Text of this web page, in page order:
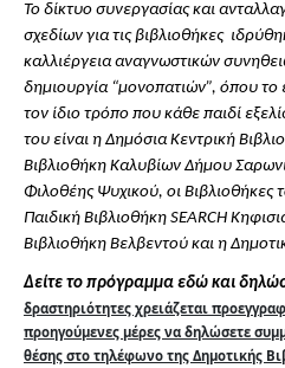
Το δίκτυο συνεργασίας και
σχεδίων για τις βιβλιοθήκες
καλλιέργεια αναγνωστικών
δημιουργία “μονοπατιών”, όπου το
τον ίδιο τρόπο που κάθε παιδί
του είναι η Δημόσια Κεντρική
Βιβλιοθήκη Καλυβίων Δήμου
Φιλοθέης Ψυχικού, οι
Παιδική Βιβλιοθήκη SΕΑRCH
Βιβλιοθήκη Βελβεντού και η
Δείτε το πρόγραμμα εδώ και
δραστηριότητες χρειάζεται
προηγούμενες μέρες να δηλώσετε
θέσης στο τηλέφωνο της Δημοτικής